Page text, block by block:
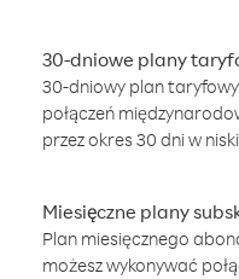
30-dniowe plany
30-dniowy plan
połączeń
przez okres 30 dni w
Miesięczne plany
Plan miesięcznego
możesz wykonywać